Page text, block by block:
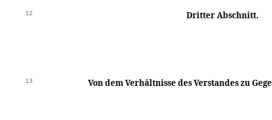
12 Dritter Abschnitt.
13 Von dem Verhältnisse des Verstandes zu